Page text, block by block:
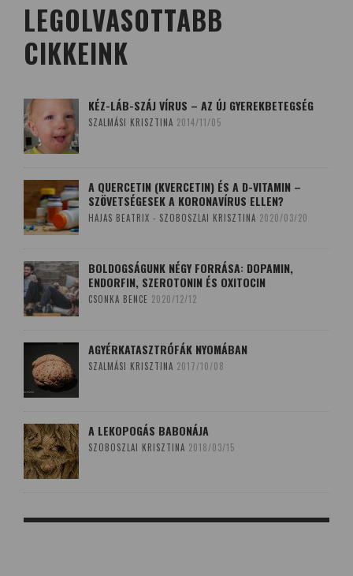
LEGOLVASOTTABB
CIKKEINK
KÉZ-LÁB-SZÁJ VÍRUS – AZ ÚJ GYEREKBETEGSÉG
SZALMÁSI KRISZTINA 2014/11/05
A QUERCETIN (KVERCETIN) ÉS A D-VITAMIN –
SZÖVETSÉGESEK A KORONAVÍRUS ELLEN?
HAJAS BEATRIX - SZOBOSZLAI KRISZTINA 2020/03/20
BOLDOGSÁGUNK NÉGY FORRÁSA: DOPAMIN,
ENDORFIN, SZEROTONIN ÉS OXITOCIN
CSONKA BENCE 2020/12/12
AGYÉRKATASZTRÓFÁK NYOMÁBAN
SZALMÁSI KRISZTINA 2017/10/08
A LEKOPOGÁS BABONÁJA
SZOBOSZLAI KRISZTINA 2018/03/15